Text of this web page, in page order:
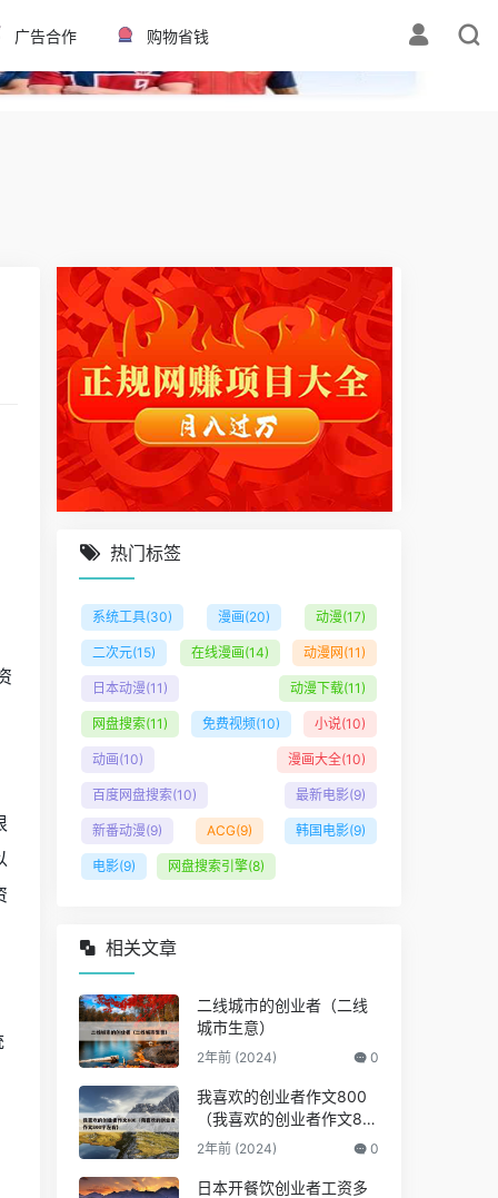
✕
广告合作 购物省钱
热门标签
系统工具(30) 漫画(20) 动漫(17)
二次元(15) 在线漫画(14) 动漫网 (11)
日本动漫(11) 动漫下载(11)
网盘搜索(11) 免费视频(10) 小说(10)
动画(10) 漫画大全(10)
百度网盘搜索(10) 最新电影(9)
新番动漫(9) ACG(9) 韩国电影(9)
电影(9) 网盘搜索引擎(8)
相关文章
二线城市的创业者（二线
城市生意）
2年前 (2024) 0
我喜欢的创业者作文800
（我喜欢的创业者作文80
0字左右）
2年前 (2024) 0
日本开餐饮创业者工资多